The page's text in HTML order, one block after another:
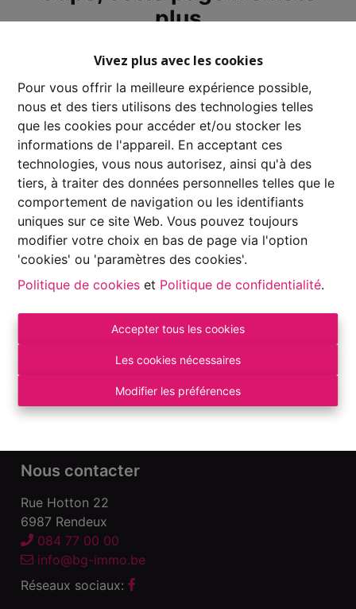
Vivez plus avec les cookies
Pour vous offrir la meilleure expérience possible,
nous et des tiers utilisons des technologies telles
que les cookies pour accéder et/ou stocker les
informations de l'appareil. En acceptant ces
technologies, vous nous autorisez, ainsi qu'à des
tiers, à traiter des données personnelles telles que le
comportement de navigation ou les identifiants
uniques sur ce site Web. Vous pouvez toujours
modifier votre choix en bas de page via l'option
'cookies' ou 'paramètres des cookies'.
Politique de cookies et Politique de confidentialité.
Accepter tous les cookies
Les cookies nécessaires
Modifier les préférences
plus
À Vendre À Louer
Autorité de surveillance:
du Luxembourg 16 B – 1000 Bruxelles. Sous
des devoirs de l\'agent immobilier
Déclaration de confidentialité-Conditions
Nous contacter
Rue Hotton 22
6987 Rendeux
084 77 00 00
info@bg-immo.be
Réseaux sociaux: